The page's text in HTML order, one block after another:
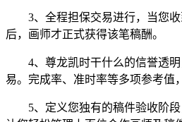
3、全程担保交易进行，当您收
后，画师才正式获得该笔稿酬。
4、尊龙凯时干什么的信誉透明
易。完成率、准时率等多项参考值
5、定义您独有的稿件验收阶段